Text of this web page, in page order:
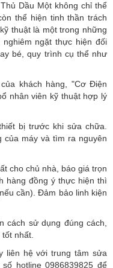
Dầu Một không chỉ thể
thể hiện tinh thần trách
thuật là một trong những
ngặt thực hiện đối
bé, quy trình cụ thể như
khách hàng, "Cơ Điện
nhân viên kỹ thuật hợp lý
bị trước khi sửa chữa.
của máy và tìm ra nguyên
cho chủ nhà, báo giá trọn
hàng đồng ý thực hiện thì
cần). Đảm bảo linh kiện
cách sử dụng đúng cách,
nhất.
liên hệ với trung tâm sửa
hotline 0986839825 để